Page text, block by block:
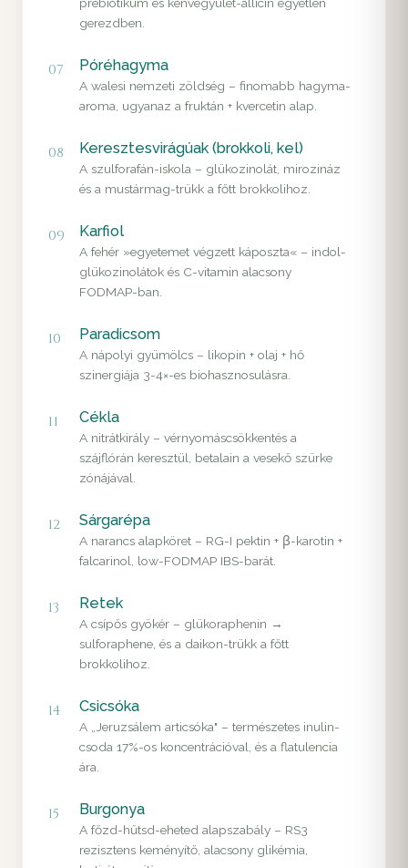
gerezdben.
07 Póréhagyma
A walesi nemzeti zöldség – finomabb hagyma-
aroma, ugyanaz a fruktán + kvercetin alap.
08 Keresztesvirágúak (brokkoli, kel)
A szulforafán-iskola – glükozinolát, mirozináz
és a mustármag-trükk a főtt brokkolihoz.
09 Karfiol
A fehér »egyetemet végzett káposzta« – indol-
glükozinolátok és C-vitamin alacsony
FODMAP-ban.
10 Paradicsom
A nápolyi gyümölcs – likopin + olaj + hő
szinergiája 3-4×-es biohasznosulásra.
11 Cékla
A nitrátkirály – vérnyomáscsökkentés a
szájflórán keresztül, betalain a vesekő szürke
zónájával.
12 Sárgarépa
A narancs alapköret – RG-I pektin + β-karotin +
falcarinol, low-FODMAP IBS-barát.
13 Retek
A csípős gyökér – glükoraphenin →
sulforaphene, és a daikon-trükk a főtt
brokkolihoz.
14 Csicsóka
A „Jeruzsálem articsóka" – természetes inulin-
csoda 17%-os koncentrációval, és a flatulencia
ára.
15 Burgonya
A főzd-hűtsd-eheted alapszabály – RS3
rezisztens keményítő, alacsony glikémia,